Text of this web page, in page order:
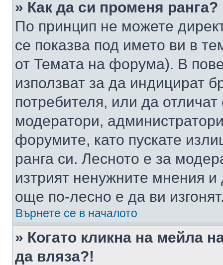
» Как да си променя ранга?
По принцип не можете
се показва под името ви в
от Темата на форума). В
използват за да индицират
потребителя, или да
модератори,
форумите, като пускате
ранга си. Лесното е за
изтрият ненужните мнения
още по-лесно е да ви
Върнете се в началото
» Когато кликна на мейла
да вляза?!